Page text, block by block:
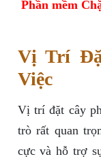
Phần mềm
Vị Trí
Việc
Vị trí đặt cây
trò rất quan
cực và hỗ trợ